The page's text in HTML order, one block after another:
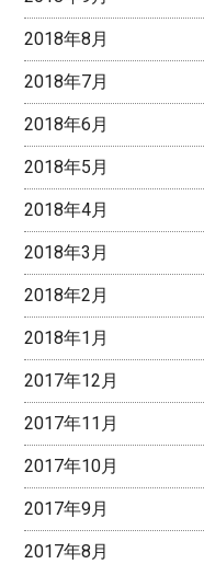
2018年8月
2018年7月
2018年6月
2018年5月
2018年4月
2018年3月
2018年2月
2018年1月
2017年12月
2017年11月
2017年10月
2017年9月
2017年8月